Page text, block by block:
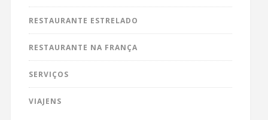
RESTAURANTE ESTRELADO
RESTAURANTE NA FRANÇA
SERVIÇOS
VIAJENS